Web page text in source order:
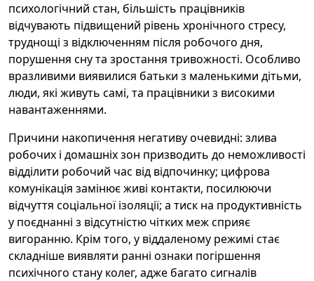
психологічний стан, більшість працівників
відчувають підвищений рівень хронічного стресу,
труднощі з відключенням після робочого дня,
порушення сну та зростання тривожності. Особливо
вразливими виявилися батьки з маленькими дітьми,
люди, які живуть самі, та працівники з високими
навантаженнями.
Причини накопичення негативу очевидні: злива
робочих і домашніх зон призводить до неможливості
відділити робочий час від відпочинку; цифрова
комунікація замінює живі контакти, посилюючи
відчуття соціальної ізоляції; а тиск на продуктивність
у поєднанні з відсутністю чітких меж сприяє
вигоранню. Крім того, у віддаленому режимі стає
складніше виявляти ранні ознаки погіршення
психічного стану колег, адже багато сигналів